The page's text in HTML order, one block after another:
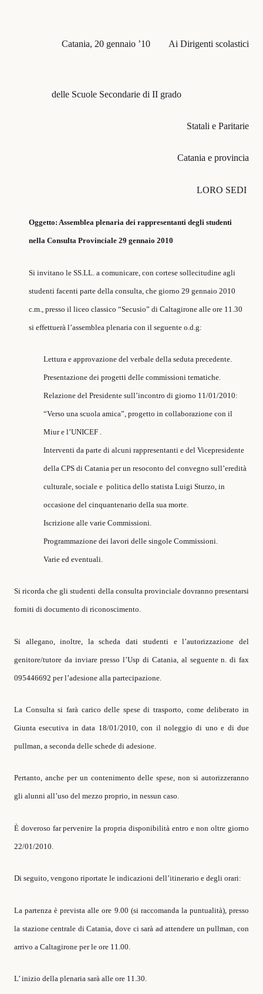
Catania, 20 gennaio ’10 Ai Dirigenti scolastici
delle Scuole Secondarie di II grado
Statali e Paritarie
Catania e provincia
LORO SEDI
Oggetto: Assemblea plenaria dei rappresentanti degli studenti
nella Consulta Provinciale 29 gennaio 2010
Si invitano le SS.LL. a comunicare, con cortese sollecitudine agli
studenti facenti parte della consulta, che giorno 29 gennaio 2010
c.m., presso il liceo classico “Secusio” di Caltagirone alle ore 11.30
si effettuerà l’assemblea plenaria con il seguente o.d.g:
Lettura e approvazione del verbale della seduta precedente.
Presentazione dei progetti delle commissioni tematiche.
Relazione del Presidente sull’incontro di giorno 11/01/2010:
“Verso una scuola amica”, progetto in collaborazione con il
Miur e l’UNICEF .
Interventi da parte di alcuni rappresentanti e del Vicepresidente
della CPS di Catania per un resoconto del convegno sull’eredità
culturale, sociale e politica dello statista Luigi Sturzo, in
occasione del cinquantenario della sua morte.
Iscrizione alle varie Commissioni.
Programmazione dei lavori delle singole Commissioni.
Varie ed eventuali.
Si ricorda che gli studenti della consulta provinciale dovranno presentarsi
forniti di documento di riconoscimento.
Si allegano, inoltre, la scheda dati studenti e l’autorizzazione del
genitore/tutore da inviare presso l’Usp di Catania, al seguente n. di fax
095446692 per l’adesione alla partecipazione.
La Consulta si farà carico delle spese di trasporto, come deliberato in
Giunta esecutiva in data 18/01/2010, con il noleggio di uno e di due
pullman, a seconda delle schede di adesione.
Pertanto, anche per un contenimento delle spese, non si autorizzeranno
gli alunni all’uso del mezzo proprio, in nessun caso.
È doveroso far pervenire la propria disponibilità entro e non oltre giorno
22/01/2010.
Di seguito, vengono riportate le indicazioni dell’itinerario e degli orari:
La partenza è prevista alle ore 9.00 (si raccomanda la puntualità), presso
la stazione centrale di Catania, dove ci sarà ad attendere un pullman, con
arrivo a Caltagirone per le ore 11.00.
L’ inizio della plenaria sarà alle ore 11.30.